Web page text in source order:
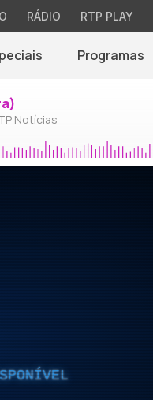
RÁDIO RTP PLAY
Programas
Notícias